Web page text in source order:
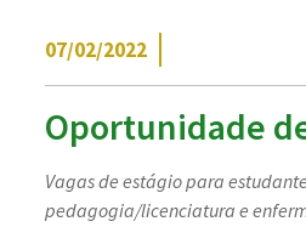
07/02/2022
Oportunidade
Vagas de estágio para
pedagogia/licenciatura e